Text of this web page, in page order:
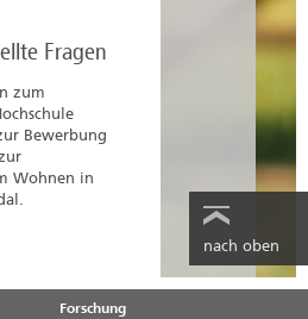
2022 -
22 -
-
21 -
2020 -
Fragen
zum
Bewerbung
Wohnen in
nach oben
Forschung